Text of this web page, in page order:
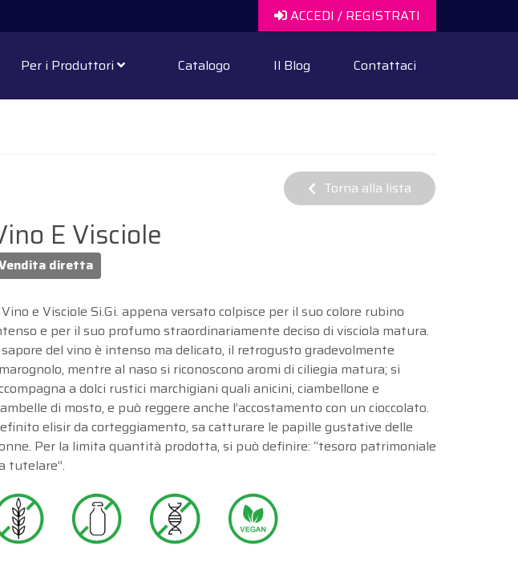
ACCEDI / REGISTRATI
Per i Produttori Catalogo Il Blog Contattaci
Torna alla lista
E Visciole
diretta
e Visciole Si.Gi. appena versato colpisce per il suo colore rubino
e per il suo profumo straordinariamente deciso di visciola matura.
del vino è intenso ma delicato, il retrogusto gradevolmente
mentre al naso si riconoscono aromi di ciliegia matura; si
a dolci rustici marchigiani quali anicini, ciambellone e
di mosto, e può reggere anche l’accostamento con un cioccolato.
elisir da corteggiamento, sa catturare le papille gustative delle
Per la limita quantità prodotta, si può definire: “tesoro patrimoniale
tutelare”.